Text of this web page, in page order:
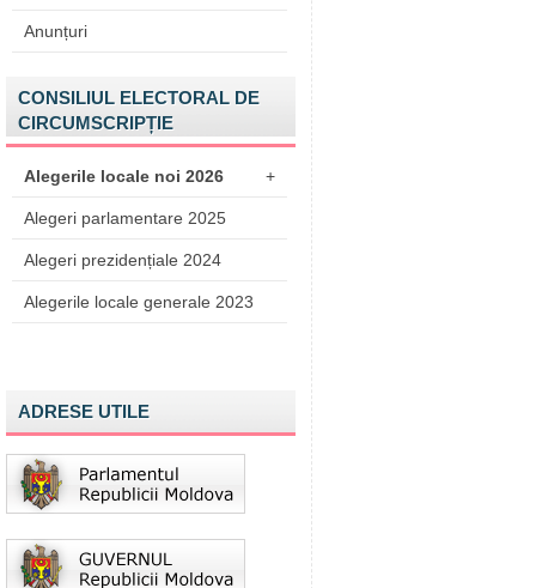
Anunțuri
CONSILIUL ELECTORAL DE
CIRCUMSCRIPȚIE
Alegerile locale noi 2026 +
Alegeri parlamentare 2025
Alegeri prezidențiale 2024
Alegerile locale generale 2023
ADRESE UTILE